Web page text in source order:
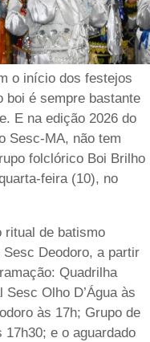
o início dos festejos
boi é sempre bastante
E na edição 2026 do
Sesc-MA, não tem
folclórico Boi Brilho
feira (10), no
ritual de batismo
Deodoro, a partir
Quadrilha
Olho D’Água às
às 17h; Grupo de
17h30; e o aguardado